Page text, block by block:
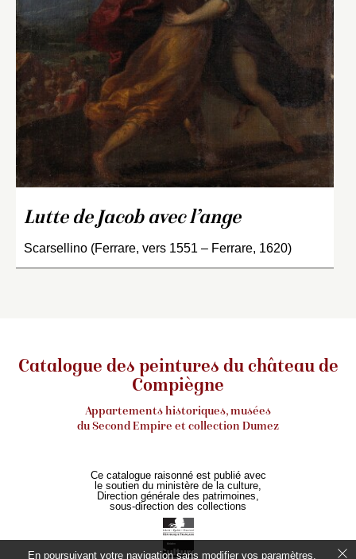
Lutte de Jacob avec l’ange
Scarsellino (Ferrare, vers 1551 – Ferrare, 1620)
Catalogue des peintures du château de
Compiègne
Appartements historiques, musées
du Second Empire et collection Dumez
Ce catalogue raisonné est publié avec
le soutien du ministère de la culture,
Direction générale des patrimoines,
sous-direction des collections
En poursuivant votre navigation sans modifier vos paramètres,